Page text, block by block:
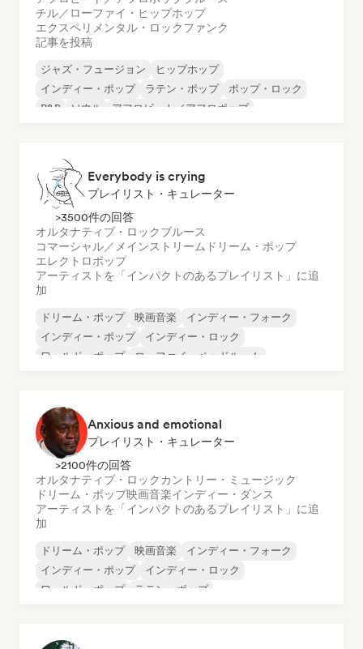
チル／ローファイ・ヒップホップ
エクスペリメンタル・ロックファンク
記事を投稿
ジャズ・フュージョン
ヒップホップ
インディー・ポップ
ラテン・ポップ
ポップ・ロック
R&B
ソウル アフロビート／アフロポップ
Everybody is crying
プレイリスト・キュレーター
>3500件の回答
オルタナティブ・ロックブルース
コマーシャル／メインストリーム ドリーム・ポップ
エレクトロポップ
アーティストを「インパクトのあるプレイリスト」に追
加
ドリーム・ポップ 映画音楽
インディー・フォーク
インディー・ポップ
インディー・ロック
ワールド・ポップ
ローファイ・ベッドルーム
Anxious and emotional
プレイリスト・キュレーター
>2100件の回答
オルタナティブ・ロック カントリー・ミュージック
ドリーム・ポップ映画音楽インディー・ダンス
アーティストを「インパクトのあるプレイリスト」に追
加
ドリーム・ポップ 映画音楽
インディー・フォーク
インディー・ポップ
インディー・ロック
ワールド・ポップ
ラテン・ポップ